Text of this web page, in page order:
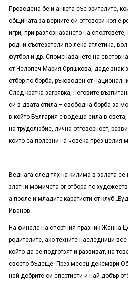
Проведена бе и анкета със зрителите,
общината за верните си отговори коя е
игри, при разпознаването на
родни състезатели по лека атлетика,
футбол и др. Споменаването на
от Челопеч Мария Оряшкова, даде знак
отбор по борба, ръководен от
След кратка загрявка, неговите
си в двата стила – свободна борба за
в който България е водеща сила в
на трудолюбие, лична отговорност,
които са полезни на човека през целия
Веднага след тях на килима в залата
златни момичета от отбора по
а после и младите каратисти от клуб
Иванов.
На финала на спортния празник Жанна
родителите, ако техните наследници
който да се подготвят и развиват, на
своето бъдеще. През месец декември
най-добрите си спортисти и най-добър